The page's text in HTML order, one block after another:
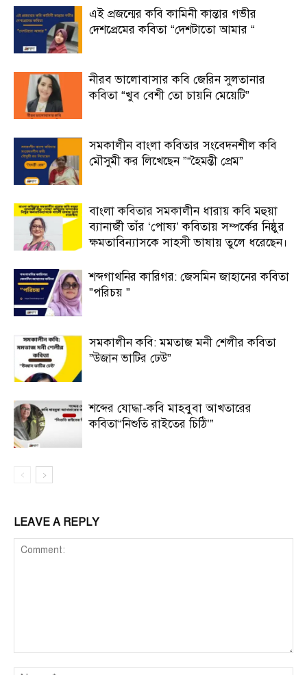
এই প্রজন্মের কবি কামিনী কান্তার গভীর
দেশপ্রেমের কবিতা “দেশটাতো আমার “
নীরব ভালোবাসার কবি জেরিন সুলতানার
কবিতা “খুব বেশী তো চায়নি মেয়েটি”
সমকালীন বাংলা কবিতার সংবেদনশীল কবি
মৌসুমী কর লিখেছেন ”“হৈমন্তী প্রেম”
বাংলা কবিতার সমকালীন ধারায় কবি মহুয়া
ব্যানার্জী তাঁর ‘পোষ্য’ কবিতায় সম্পর্কের নিষ্ঠুর
ক্ষমতাবিন্যাসকে সাহসী ভাষায় তুলে ধরেছেন।
শব্দগাথনির কারিগর: জেসমিন জাহানের কবিতা
”পরিচয় ”
সমকালীন কবি: মমতাজ মনী শেলীর কবিতা
”উজান ভাটির ঢেউ”
শব্দের যোদ্ধা-কবি মাহবুবা আখতারের
কবিতা“নিশুতি রাইতের চিঠি’”
LEAVE A REPLY